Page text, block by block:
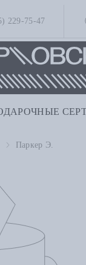
229-75-47
Паркер Э.